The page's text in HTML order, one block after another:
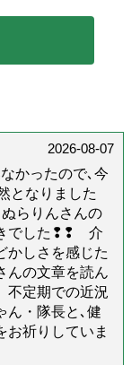
2026-08-07
かったので､今
となりました
らりんさんの
きでした❢❢ 介
かしさを感じた
んの文章を読ん
不定期での近況
ん・隊長と､健
お祈りしていま